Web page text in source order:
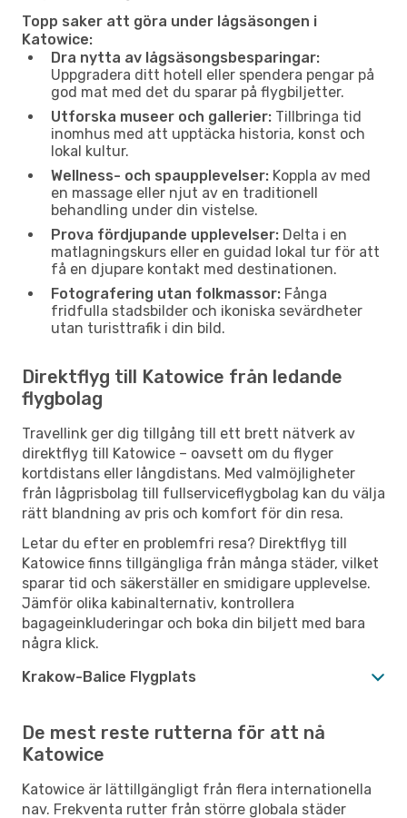
Topp saker att göra under lågsäsongen i
Katowice:
Dra nytta av lågsäsongsbesparingar:
Uppgradera ditt hotell eller spendera pengar på
god mat med det du sparar på flygbiljetter.
Utforska museer och gallerier: Tillbringa tid
inomhus med att upptäcka historia, konst och
lokal kultur.
Wellness- och spaupplevelser: Koppla av med
en massage eller njut av en traditionell
behandling under din vistelse.
Prova fördjupande upplevelser: Delta i en
matlagningskurs eller en guidad lokal tur för att
få en djupare kontakt med destinationen.
Fotografering utan folkmassor: Fånga
fridfulla stadsbilder och ikoniska sevärdheter
utan turisttrafik i din bild.
Direktflyg till Katowice från ledande
flygbolag
Travellink ger dig tillgång till ett brett nätverk av
direktflyg till Katowice – oavsett om du flyger
kortdistans eller långdistans. Med valmöjligheter
från lågprisbolag till fullserviceflygbolag kan du välja
rätt blandning av pris och komfort för din resa.
Letar du efter en problemfri resa? Direktflyg till
Katowice finns tillgängliga från många städer, vilket
sparar tid och säkerställer en smidigare upplevelse.
Jämför olika kabinalternativ, kontrollera
bagageinkluderingar och boka din biljett med bara
några klick.
Krakow-Balice Flygplats
De mest reste rutterna för att nå
Katowice
Katowice är lättillgängligt från flera internationella
nav. Frekventa rutter från större globala städer